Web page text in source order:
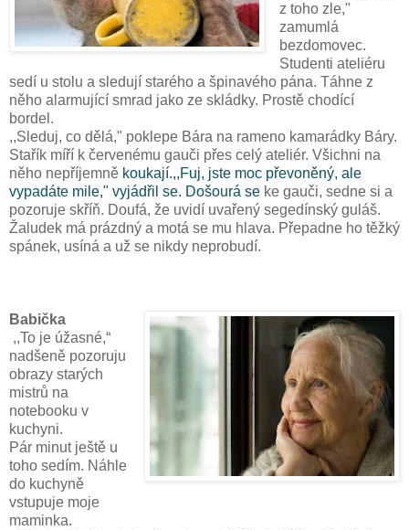
z toho zle,"
zamumlá
bezdomovec.
Studenti ateliéru
sedí u stolu a sledují starého a špinavého pána. Táhne z
něho alarmující smrad jako ze skládky. Prostě chodící
bordel.
,,Sleduj, co dělá," poklepe Bára na rameno kamarádky Báry.
Stařík míří k červenému gauči přes celý ateliér. Všichni na
něho nepříjemně koukají.,,Fuj, jste moc převoněný, ale
vypadáte mile," vyjádřil se. Došourá se ke gauči, sedne si a
pozoruje skříň. Doufá, že uvidí uvařený segedínský guláš.
Žaludek má prázdný a motá se mu hlava. Přepadne ho těžký
spánek, usíná a už se nikdy neprobudí.
Babička
,,To je úžasné,“
nadšeně pozoruju
obrazy starých
mistrů na
notebooku v
kuchyni.
Pár minut ještě u
toho sedím. Náhle
do kuchyně
vstupuje moje
maminka.